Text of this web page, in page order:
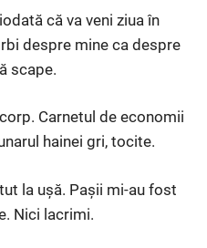
că va veni ziua în
despre mine ca despre
scape.
Carnetul de economii
hainei gri, tocite.
la ușă. Pașii mi-au fost
Nici lacrimi.